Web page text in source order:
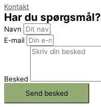
Kontakt
Har du spørgsmål?
Navn
E-mail
Besked
Send besked